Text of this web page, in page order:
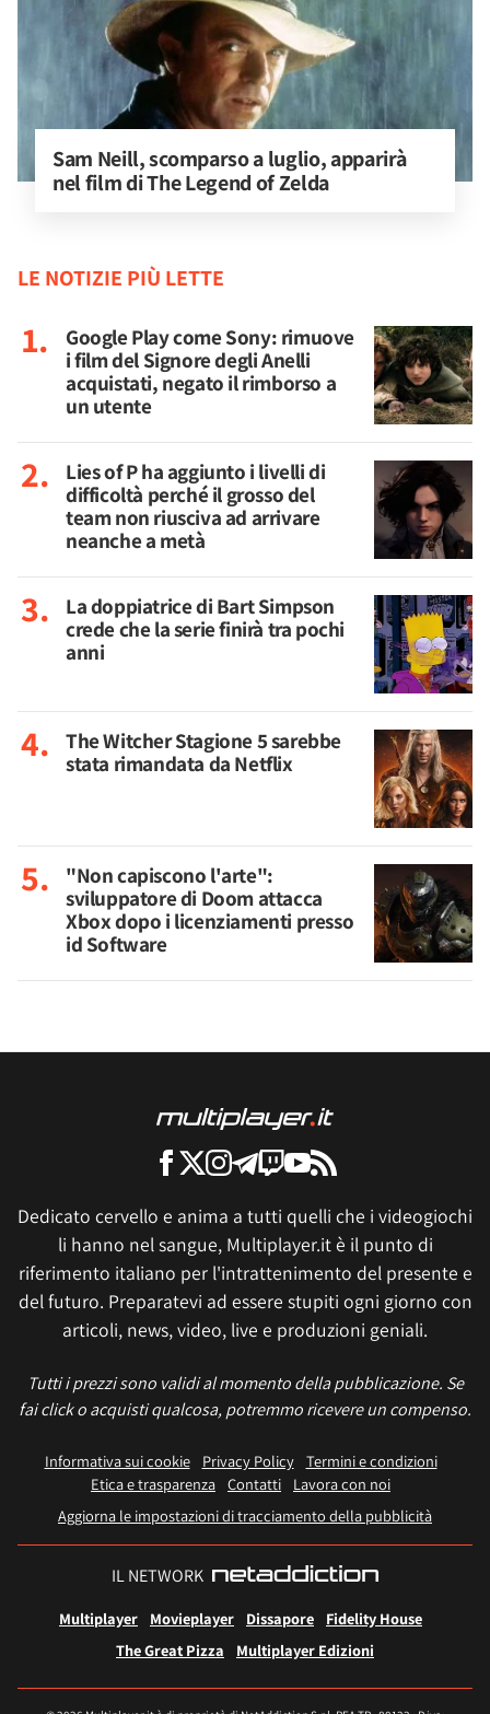
Sam Neill, scomparso a luglio, apparirà
nel film di The Legend of Zelda
LE NOTIZIE PIÙ LETTE
Google Play come Sony: rimuove
i film del Signore degli Anelli
acquistati, negato il rimborso a
un utente
Lies of P ha aggiunto i livelli di
difficoltà perché il grosso del
team non riusciva ad arrivare
neanche a metà
La doppiatrice di Bart Simpson
crede che la serie finirà tra pochi
anni
The Witcher Stagione 5 sarebbe
stata rimandata da Netflix
"Non capiscono l'arte":
sviluppatore di Doom attacca
Xbox dopo i licenziamenti presso
id Software
Dedicato cervello e anima a tutti quelli che i videogiochi
li hanno nel sangue, Multiplayer.it è il punto di
riferimento italiano per l'intrattenimento del presente e
del futuro. Preparatevi ad essere stupiti ogni giorno con
articoli, news, video, live e produzioni geniali.
Tutti i prezzi sono validi al momento della pubblicazione. Se
fai click o acquisti qualcosa, potremmo ricevere un compenso.
Informativa sui cookie Privacy Policy
Termini e condizioni
Etica e trasparenza Contatti
Lavora con noi
Aggiorna le impostazioni di tracciamento della pubblicità
IL NETWORK
Multiplayer Movieplayer Dissapore
Fidelity House
The Great Pizza
Multiplayer Edizioni